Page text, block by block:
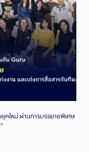
ใหม่ ผ่านการบรรยายพิเศษ